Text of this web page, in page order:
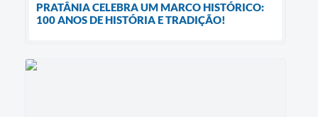
PRATÂNIA CELEBRA UM MARCO HISTÓRICO:
100 ANOS DE HISTÓRIA E TRADIÇÃO!